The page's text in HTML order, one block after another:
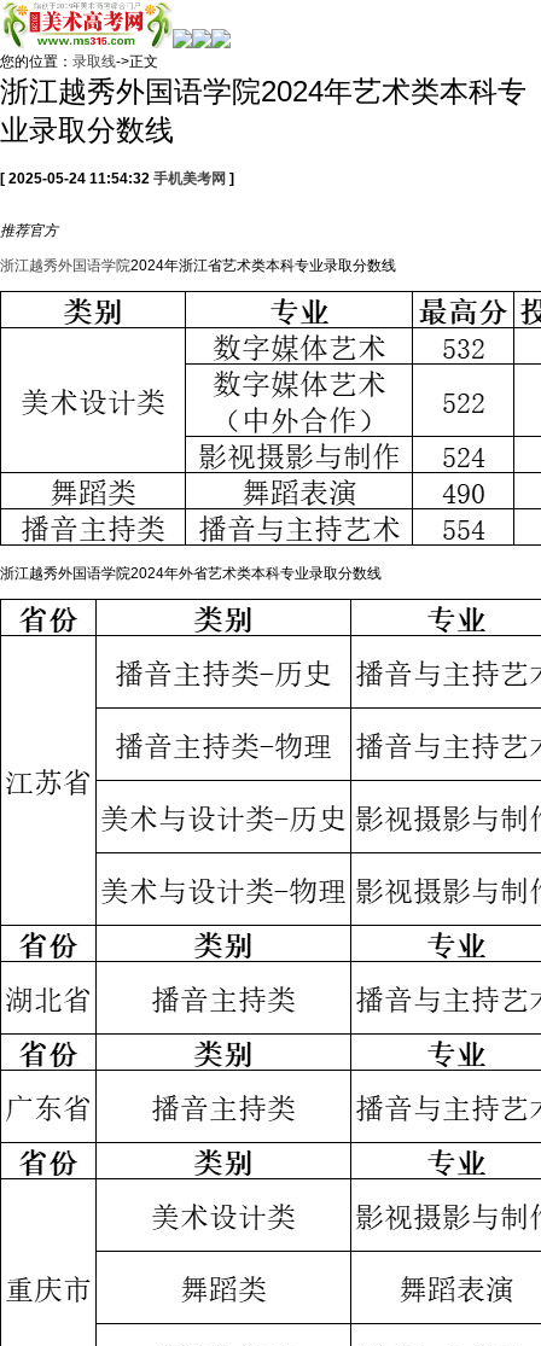
您的位置： 录取线->正文
浙江越秀外国语学院2024年艺术类本科专
业录取分数线
[ 2025-05-24 11:54:32 手机美考网 ]
推荐官方
浙江越秀外国语学院2024年浙江省艺术类本科专业录取分数线
浙江越秀外国语学院2024年外省艺术类本科专业录取分数线